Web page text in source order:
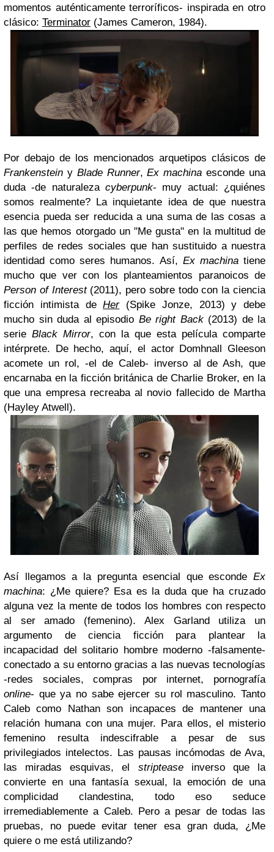
momentos auténticamente terroríficos- inspirada en otro
clásico: Terminator (James Cameron, 1984).
Por debajo de los mencionados arquetipos clásicos de
Frankenstein y Blade Runner,Ex machina esconde una
duda -de naturaleza cyberpunk- muy actual: ¿quiénes
somos realmente? La inquietante idea de que nuestra
esencia pueda ser reducida a una suma de las cosas a
las que hemos otorgado un "Me gusta" en la multitud de
perfiles de redes sociales que han sustituido a nuestra
identidad como seres humanos. Así, Ex machinatiene
mucho que ver con los planteamientos paranoicos de
Person of Interest (2011), pero sobre todo con la ciencia
ficción intimista deHer(Spike Jonze, 2013) y debe
mucho sin duda al episodio Be right Back (2013) de la
serie Black Mirror, con la que esta película comparte
intérprete. De hecho, aquí, el actor Domhnall Gleeson
acomete un rol, -el de Caleb- inverso al de Ash, que
encarnaba en la ficción británica de Charlie Broker, en la
que una empresa recreaba al novio fallecido de Martha
(Hayley Atwell).
Así llegamos a la pregunta esencial que esconde Ex
machina: ¿Me quiere? Esa es la duda que ha cruzado
alguna vez la mente de todos los hombres con respecto
al ser amado (femenino). Alex Garland utiliza un
argumento de ciencia ficción para plantear la
incapacidad del solitario hombre moderno -falsamente-
conectado a su entorno gracias a las nuevas tecnologías
-redes sociales, compras por internet, pornografía
online- que ya no sabe ejercer su rol masculino. Tanto
Caleb como Nathan son incapaces de mantener una
relación humana con una mujer. Para ellos, el misterio
femenino resulta indescifrable a pesar de sus
privilegiados intelectos. Las pausas incómodas de Ava,
las miradas esquivas, el stripteaseinverso que la
convierte en una fantasía sexual, la emoción de una
complicidad clandestina, todo eso seduce
irremediablemente a Caleb. Pero a pesar de todas las
pruebas, no puede evitar tener esa gran duda, ¿Me
quiere o me está utilizando?